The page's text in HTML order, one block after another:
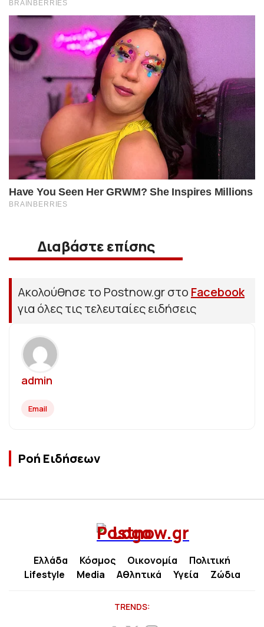
Διαβάστε επίσης
Ακολούθησε το Postnow.gr στο Facebook
για όλες τις τελευταίες ειδήσεις
admin
Email
Ροή Ειδήσεων
Ελλάδα Κόσμος Οικονομία
Πολιτική
Lifestyle
Media Αθλητικά Υγεία Ζώδια
TRENDS: